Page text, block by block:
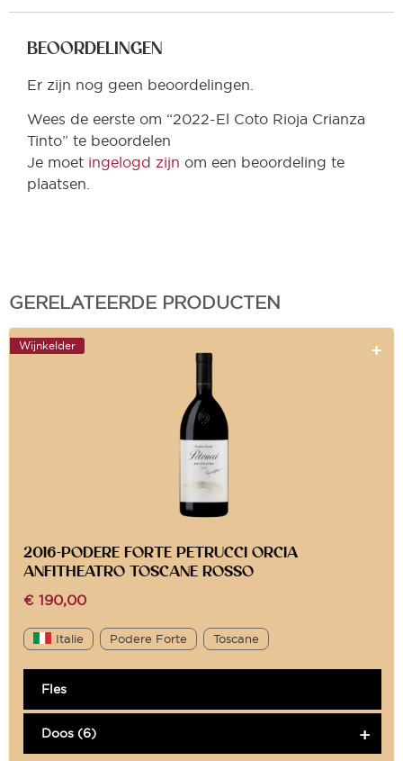
BEOORDELINGEN
Er zijn nog geen beoordelingen.
Wees de eerste om “2022-El Coto Rioja Crianza
Tinto” te beoordelen
Je moet ingelogd zijn om een beoordeling te
plaatsen.
GERELATEERDE PRODUCTEN
Wijnkelder
2016-PODERE FORTE PETRUCCI ORCIA
ANFITHEATRO TOSCANE ROSSO
€ 190,00
Italie Podere Forte Toscane
Fles
Doos (6)